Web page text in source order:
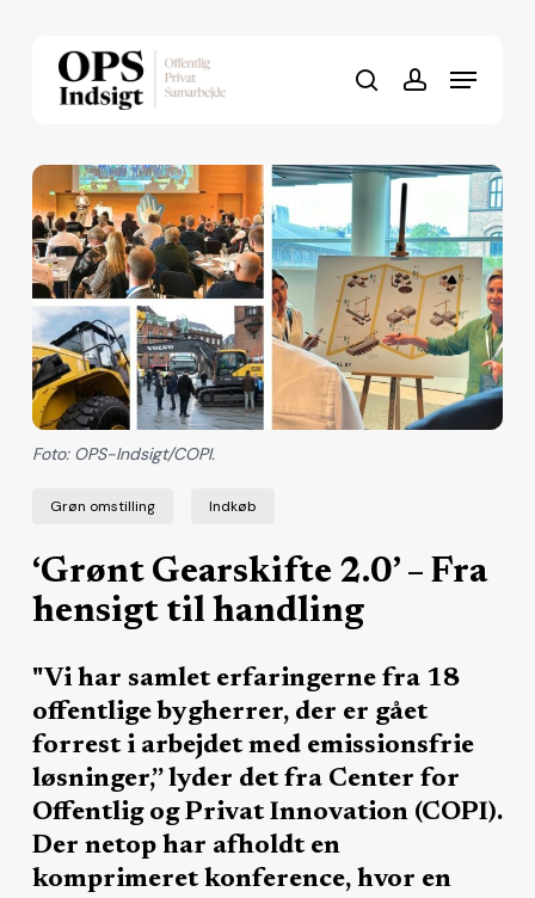
searchaccount
Menu
Grøn omstilling Indkøb
‘Grønt Gearskifte 2.0’ – Fra
hensigt til handling
"Vi har samlet erfaringerne fra 18
offentlige bygherrer, der er gået
forrest i arbejdet med emissionsfrie
løsninger,” lyder det fra Center for
Offentlig og Privat Innovation (COPI).
Der netop har afholdt en
komprimeret konference, hvor en
Foto: OPS-Indsigt/COPI.
Close